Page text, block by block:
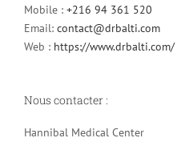
Mobile : +216 94 361 520
Email: contact@drbalti.com
Web : https://www.drbalti.com/
Nous contacter :
Hannibal Medical Center